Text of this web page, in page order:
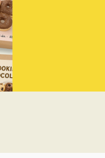
hội năm nay! Vì
Thể Đứng Ngoài
Trong các dịp
ngày Quốc
hàng có sự
hàng, đặc
tìm kiếm
lễ hội để
sẻ lên mạng xã
chỉ mua một